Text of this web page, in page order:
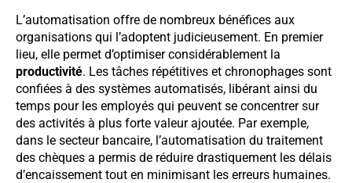
L’automatisation offre de nombreux bénéfices aux
organisations qui l’adoptent judicieusement. En premier
lieu, elle permet d’optimiser considérablement la
productivité. Les tâches répétitives et chronophages sont
confiées à des systèmes automatisés, libérant ainsi du
temps pour les employés qui peuvent se concentrer sur
des activités à plus forte valeur ajoutée. Par exemple,
dans le secteur bancaire, l’automatisation du traitement
des chèques a permis de réduire drastiquement les délais
d’encaissement tout en minimisant les erreurs humaines.